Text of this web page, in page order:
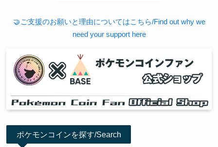
🤝ご支援のお願いと理由についてはこちら/Find out why we
need your support here
ポケモンコインを探す/Search